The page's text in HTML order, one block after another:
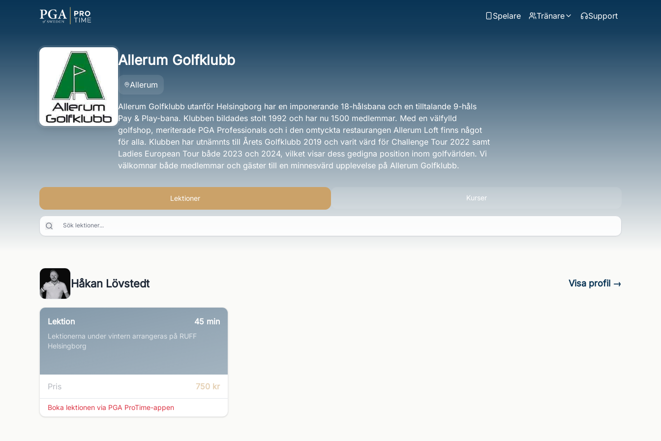
Spelare Tränare Support
Allerum Golfklubb
Allerum
Allerum Golfklubb utanför Helsingborg har en imponerande 18-hålsbana och en tilltalande 9-håls
Pay & Play-bana. Klubben bildades stolt 1992 och har nu 1500 medlemmar. Med en välfylld
golfshop, meriterade PGA Professionals och i den omtyckta restaurangen Allerum Loft finns något
för alla. Klubben har utnämnts till Årets Golfklubb 2019 och varit värd för Challenge Tour 2022 samt
Ladies European Tour både 2023 och 2024, vilket visar dess gedigna position inom golfvärlden. Vi
välkomnar både medlemmar och gäster till en minnesvärd upplevelse på Allerum Golfklubb.
Lektioner Kurser
Sök lektioner...
Håkan Lövstedt Visa profil →
Lektion 45 min
Lektionerna under vintern arrangeras på RUFF
Helsingborg
Pris 750 kr
Boka lektionen via PGA ProTime-appen